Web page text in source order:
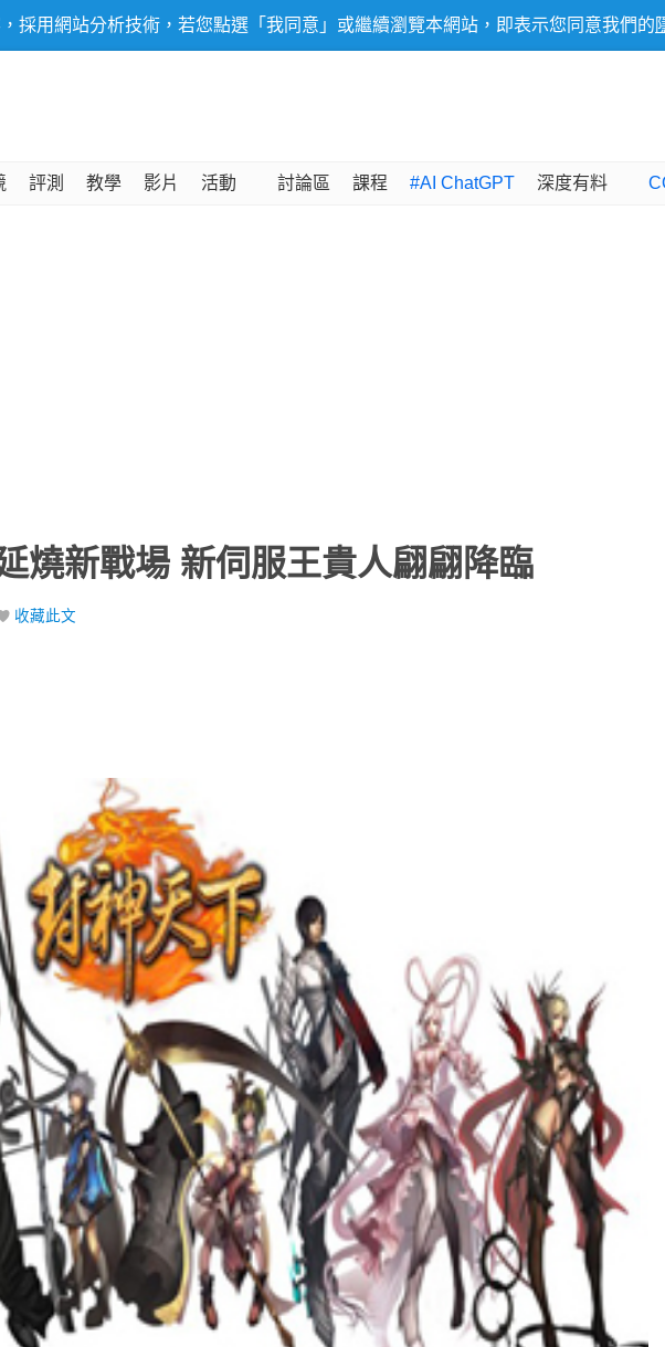
採用網站分析技術，若您點選「我同意」或繼續瀏覽本網站，即表示您同意我們的
評測 教學 影片 活動 討論區 課程 #AI ChatGPT 深度有料
燒新戰場 新伺服王貴人翩翩降臨
收藏此文